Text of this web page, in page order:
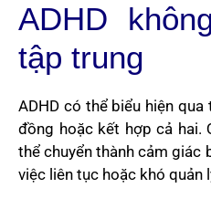
ADHD
tập trung
ADHD có thể biểu hiện
đồng hoặc kết hợp cả hai.
thể chuyển thành cảm giác
việc liên tục hoặc khó quản